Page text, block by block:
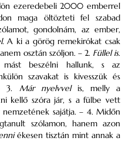
ezeredebeli 2000 emberrel
maga öltözteti fel szabad
gondolnám, az ember,
. A ki a görög remekirókat csak
osztán szóljon. – 2. Füllel is.
beszélni hallunk, s az
szavakat is kivesszük és
3. Már nyelvvelis, melly a
kellő szóra jár, s a fülbe vett
sajátja. – 4. Midőn
szólamon, hanem azon
ékesen tisztán mint annak a